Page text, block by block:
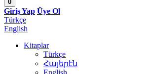
0
Giriş Yap Üye Ol
Türkçe
English
Kitaplar
Türkçe
Հայերէն